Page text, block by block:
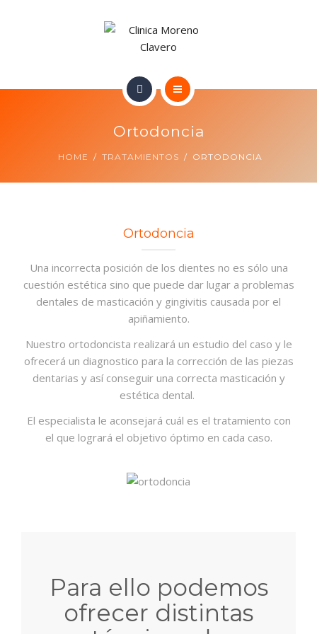
Ortodoncia
HOME TRATAMIENTOS ORTODONCIA
Ortodoncia
Una incorrecta posición de los dientes no es sólo una
cuestión estética sino que puede dar lugar a problemas
dentales de masticación y gingivitis causada por el
apiñamiento.
Nuestro ortodoncista realizará un estudio del caso y le
ofrecerá un diagnostico para la corrección de las piezas
dentarias y así conseguir una correcta masticación y
estética dental.
El especialista le aconsejará cuál es el tratamiento con
el que logrará el objetivo óptimo en cada caso.
Para ello podemos
ofrecer distintas